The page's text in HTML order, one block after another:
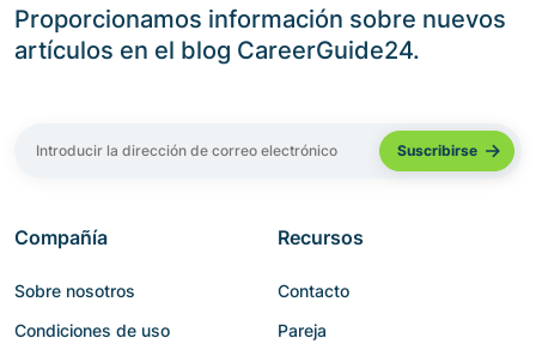
Proporcionamos información sobre nuevos
artículos en el blog CareerGuide24.
Compañía
Sobre nosotros
Condiciones de uso
Recursos
Contacto
Pareja